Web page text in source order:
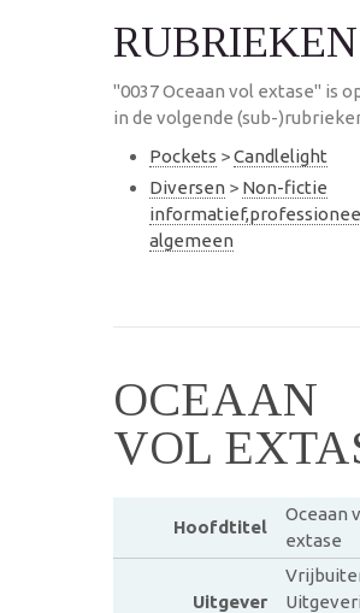
RUBRIEKEN
"0037 Oceaan vol extase" is
in de volgende (sub-
Pockets >Candlelight
Diversen > Non-fictie
algemeen
OCEAAN
VOL
Hoofdtitel
Oceaan
extase
Uitgever